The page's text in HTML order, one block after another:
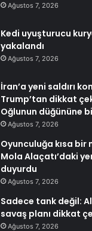
Ağustos 7, 2026
Kedi uyuşturucu
yakalandı
Ağustos 7, 2026
İran’a yeni saldırı
Trump’tan dikkat
Oğlunun düğününe
Ağustos 7, 2026
Oyunculuğa kısa bir
Mola Alaçatı’daki
duyurdu
Ağustos 7, 2026
Sadece tank değil:
savaş planı dikkat
Ağustos 7, 2026